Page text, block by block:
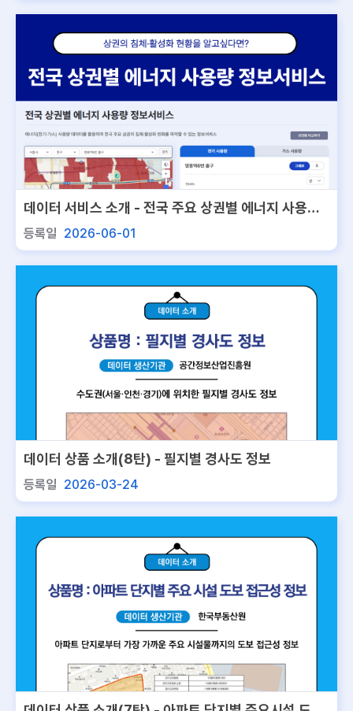
데이터 서비스 소개 - 전국 주요 상권별 에너지 사용량
정보서비스
등록일 2026-06-01
데이터 상품 소개(8탄) - 필지별 경사도 정보
등록일 2026-03-24